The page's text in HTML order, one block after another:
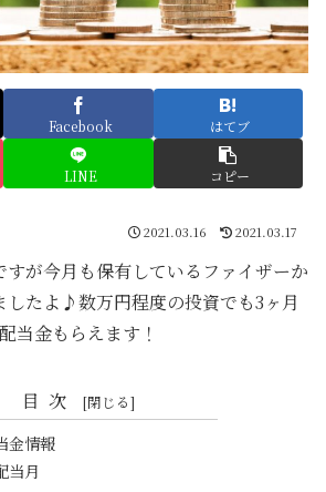
Facebook はてブ
LINE コピー
2021.03.16 2021.03.17
すが今月も保有しているファイザーか
したよ♪数万円程度の投資でも3ヶ月
当金もらえます！
目次
金情報
当月